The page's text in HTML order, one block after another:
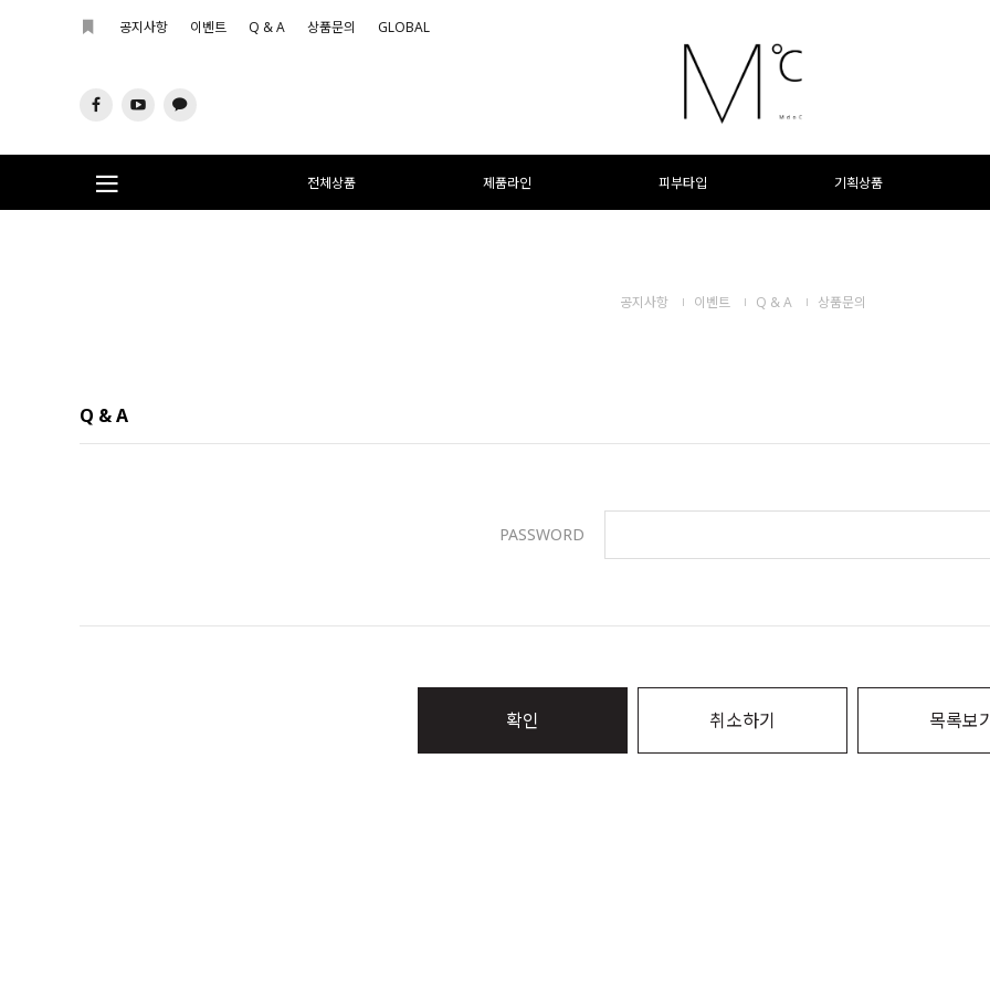
공지사항 이벤트 Q & A 상품문의 GLOBAL
전체상품 제품라인 피부타입 기획상품
공지사항 이벤트 Q & A 상품문의
Q & A
PASSWORD
확인 취소하기 목록보